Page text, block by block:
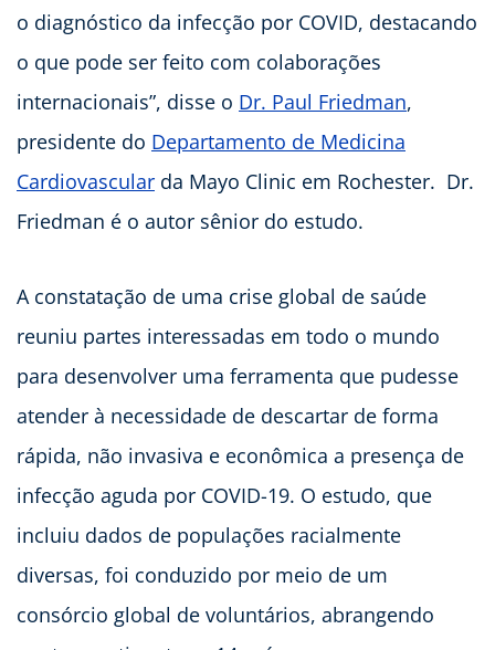
o diagnóstico da infecção por COVID, destacando
o que pode ser feito com colaborações
internacionais”, disse o Dr. Paul Friedman,
presidente do Departamento de Medicina
Cardiovascular da Mayo Clinic em Rochester. Dr.
Friedman é o autor sênior do estudo.
A constatação de uma crise global de saúde
reuniu partes interessadas em todo o mundo
para desenvolver uma ferramenta que pudesse
atender à necessidade de descartar de forma
rápida, não invasiva e econômica a presença de
infecção aguda por COVID-19. O estudo, que
incluiu dados de populações racialmente
diversas, foi conduzido por meio de um
consórcio global de voluntários, abrangendo